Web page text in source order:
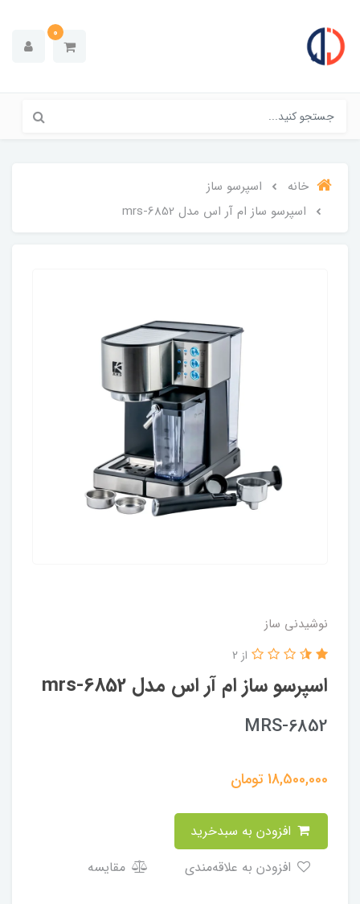
0
خانه
اسپرسو ساز
اسپرسو ساز ام آر اس مدل mrs-6852
نوشیدنی ساز
اسپرسو ساز ام آر اس مدل mrs-6852
از 2
MRS-6852
18,500,000تومان
مقایسه